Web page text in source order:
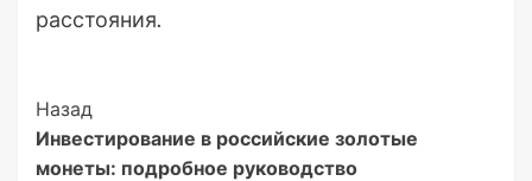
расстояния.
Post
Navigation
Назад
Инвестирование в российские золотые
монеты: подробное руководство